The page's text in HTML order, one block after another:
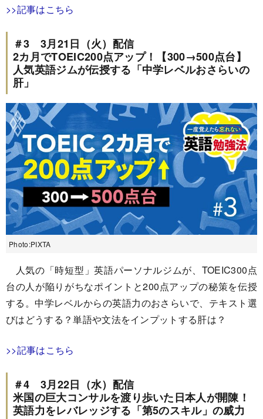
>>記事はこちら
＃3 3月21日（火）配信
2カ月でTOEIC200点アップ！【300→500点台】
人気英語ジムが伝授する「中学レベルおさらいの
肝」
Photo:PIXTA
人気の「時短型」英語パーソナルジムが、TOEIC300点
台の人が陥りがちなポイントと200点アップの秘策を伝授
する。中学レベルからの英語力のおさらいで、テキスト選
びはどうする？単語や文法をインプットする肝は？
>>記事はこちら
＃4 3月22日（水）配信
米国の巨大コンサルを渡り歩いた日本人が開陳！
英語力をレバレッジする「第5のスキル」の威力